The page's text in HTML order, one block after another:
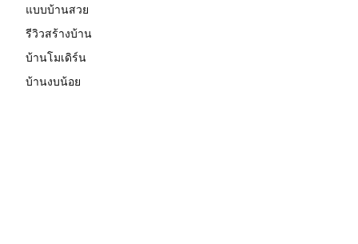
แบบบ้านสวย
รีวิวสร้างบ้าน
บ้านโมเดิร์น
บ้านงบน้อย